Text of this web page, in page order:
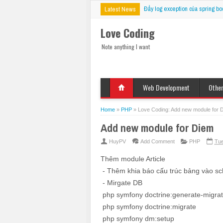
Latest News Đẩy log exception của spring
Love Coding
Note anything I want
Web Development
HTML
Javascript
jQuery
CSS
PHP
JSP
VBS
Home » PHP » Love Coding: Add new module for
Add new module for Diem
HuyPV Add Comment PHP
Thêm module Article
- Thêm khia báo cấu trúc bảng vào
- Mirgate DB
php symfony doctrine:generate-
php symfony doctrine:migrate
php symfony dm:setup